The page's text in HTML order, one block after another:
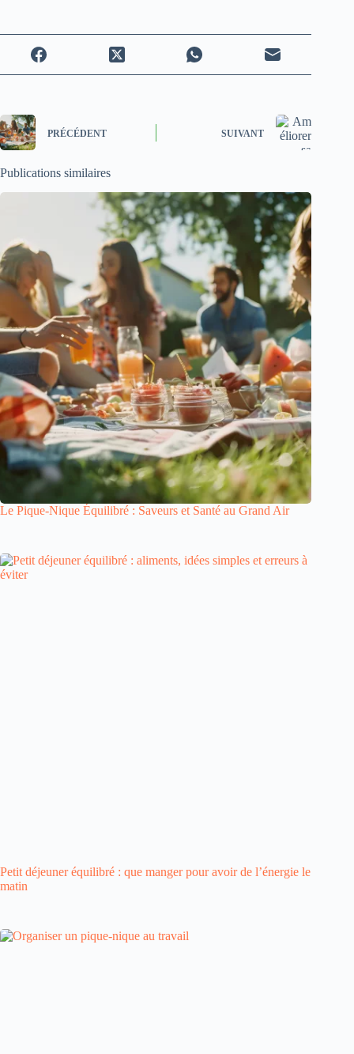
PRÉCÉDENT SUIVANT
Publications similaires
Le Pique-Nique Équilibré : Saveurs et Santé au Grand Air
Petit déjeuner équilibré : que manger pour avoir de l’énergie le
matin